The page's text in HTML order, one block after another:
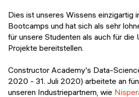
Data Science
Web-Entwicklung
Python & Ops
Dies ist unseres Wissens einzigartig
Bootcamps und hat sich als sehr
für unsere Studenten als auch für die
Projekte bereitstellen.
Constructor Academy's Data-
2020 - 31. Juli 2020) arbeitete an
unseren Industriepartnern, wie